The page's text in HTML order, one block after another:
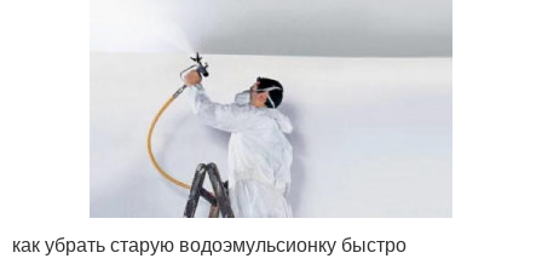
как убрать старую водоэмульсионку быстро